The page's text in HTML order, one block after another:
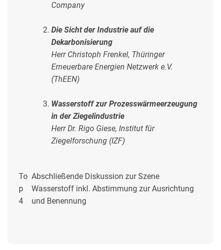
Company
Die Sicht der Industrie auf die
Dekarbonisierung
Herr Christoph Frenkel, Thüringer
Erneuerbare Energien Netzwerk e.V.
(ThEEN)
Wasserstoff zur Prozesswärmeerzeugung
in der Ziegelindustrie
Herr Dr. Rigo Giese, Institut für
Ziegelforschung (IZF)
To
p
4
Abschließende Diskussion zur Szene
Wasserstoff inkl. Abstimmung zur Ausrichtung
und Benennung